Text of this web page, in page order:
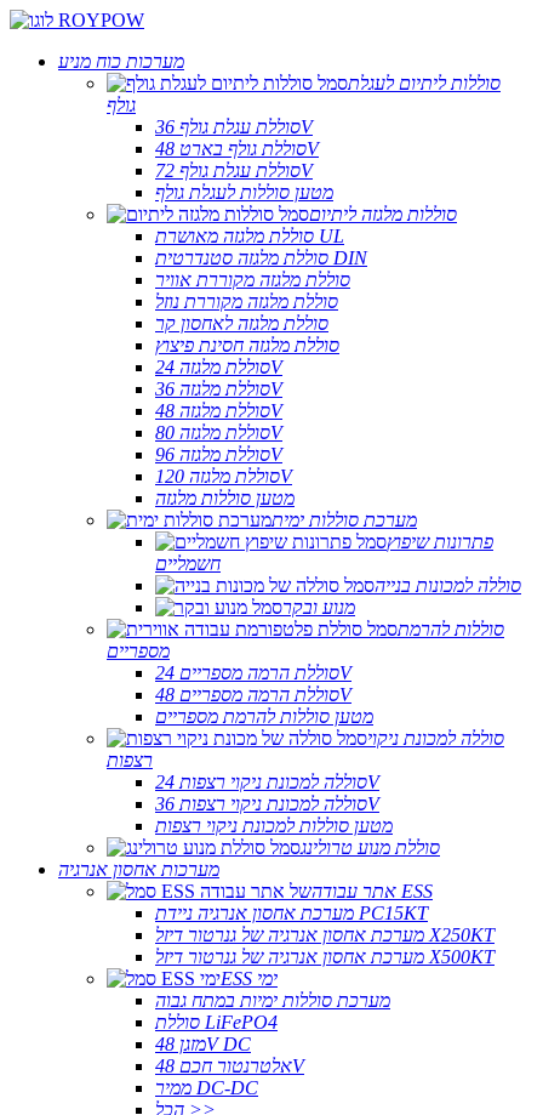
מערכות כוח מניע
סוללות ליתיום לעגלת
גולף
סוללת עגלת גולף 36V
סוללת גולף בארט 48V
סוללת עגלת גולף 72V
מטען סוללות לעגלת גולף
סוללות מלגזה ליתיום
סוללת מלגזה מאושרת UL
סוללת מלגזה סטנדרטית DIN
סוללת מלגזה מקוררת אוויר
סוללת מלגזה מקוררת נוזל
סוללת מלגזה לאחסון קר
סוללת מלגזה חסינת פיצוץ
סוללת מלגזה 24V
סוללת מלגזה 36V
סוללת מלגזה 48V
סוללת מלגזה 80V
סוללת מלגזה 96V
סוללת מלגזה 120V
מטען סוללות מלגזה
מערכת סוללות ימית
פתרונות שיפוץ
חשמליים
סוללה למכונות בנייה
מנוע ובקר
סוללות להרמת
מספריים
סוללת הרמה מספריים 24V
סוללת הרמה מספריים 48V
מטען סוללות להרמת מספריים
סוללה למכונת ניקוי
רצפות
סוללה למכונת ניקוי רצפות 24V
סוללה למכונת ניקוי רצפות 36V
מטען סוללות למכונת ניקוי רצפות
סוללת מנוע טרולינג
מערכות אחסון אנרגיה
אתר עבודה ESS
מערכת אחסון אנרגיה ניידת PC15KT
מערכת אחסון אנרגיה של גנרטור דיזל X250KT
מערכת אחסון אנרגיה של גנרטור דיזל X500KT
ESS ימי
מערכת סוללות ימיות במתח גבוה
סוללת LiFePO4
מזגן 48V DC
אלטרנטור חכם 48V
ממיר DC-DC
הכל >>